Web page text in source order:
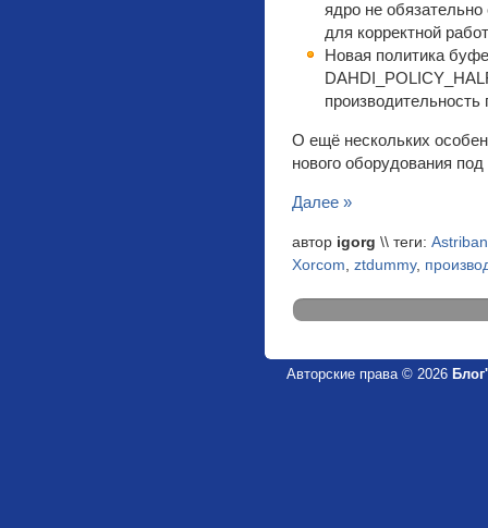
ядро не
для корректной
Новая политика
О ещё нескольких
нового оборудования под
Далее »
автор igorg \\ теги:
Xorcom, ztdummy,
Авторские права © 2026